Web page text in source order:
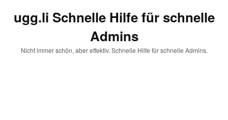
ugg.li Schnelle Hilfe für schnelle
Admins
Nicht immer schön, aber effektiv. Schnelle Hilfe für schnelle Admins.